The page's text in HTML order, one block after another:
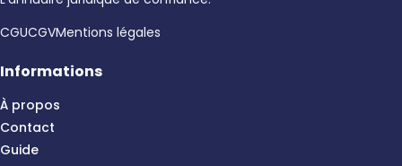
CGUCGVMentions légales
Informations
À propos
Contact
Guide